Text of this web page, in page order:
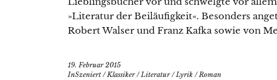
»Literatur der Beiläufigkeit«. Besonders
Robert Walser und Franz Kafka sowie von
19. Februar 2015
InSzeniert /Klassiker/Literatur/Lyrik /Roman